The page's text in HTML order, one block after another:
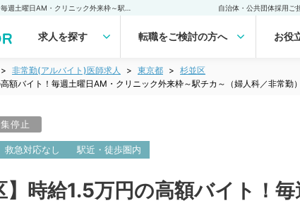
自治体・公共団体採用ご
求人を探す 転職をご検討の方へ お役
非常勤(アルバイト)医師求人 東京都
杉並区
額バイト！毎週土曜日AM・クリニック外来枠～駅チカ～（婦人科／非常勤）
停止
救急対応なし 駅近・徒歩圏内
】時給1.5万円の高額バイト！